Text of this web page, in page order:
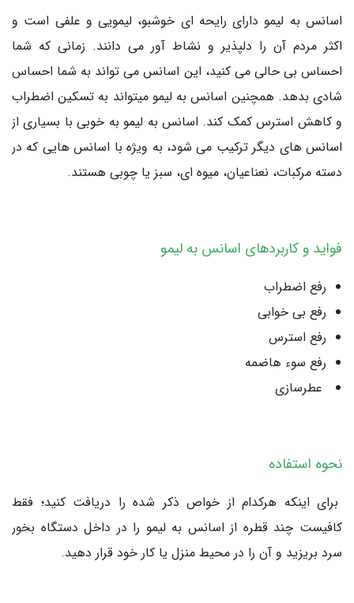
اسانس به لیمو دارای رایحه ای خوشبو، لیمویی و علفی است و
اکثر مردم آن را دلپذیر و نشاط آور می دانند. زمانی که شما
احساس بی حالی می کنید، این اسانس می تواند به شما احساس
شادی بدهد. همچنین اسانس به لیمو میتواند به تسکین اضطراب
و کاهش استرس کمک کند. اسانس به لیمو به خوبی با بسیاری از
اسانس های دیگر ترکیب می شود، به ویژه با اسانس هایی که در
دسته مرکبات، نعناعیان، میوه ای، سبز یا چوبی هستند.
فواید و کاربردهای اسانس به لیمو
رفع اضطراب
رفع بی خوابی
رفع استرس
رفع سوء هاضمه
عطرسازی
نحوه استفاده
برای اینکه هرکدام از خواص ذکر شده را دریافت کنید؛ فقط
کافیست چند قطره از اسانس به لیمو را در داخل دستگاه بخور
سرد بریزید و آن را در محیط منزل یا کار خود قرار دهید.